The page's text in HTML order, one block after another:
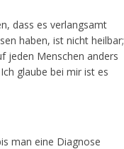
dass es verlangsamt
haben, ist nicht heilbar;
jeden Menschen anders
glaube bei mir ist es
man eine Diagnose